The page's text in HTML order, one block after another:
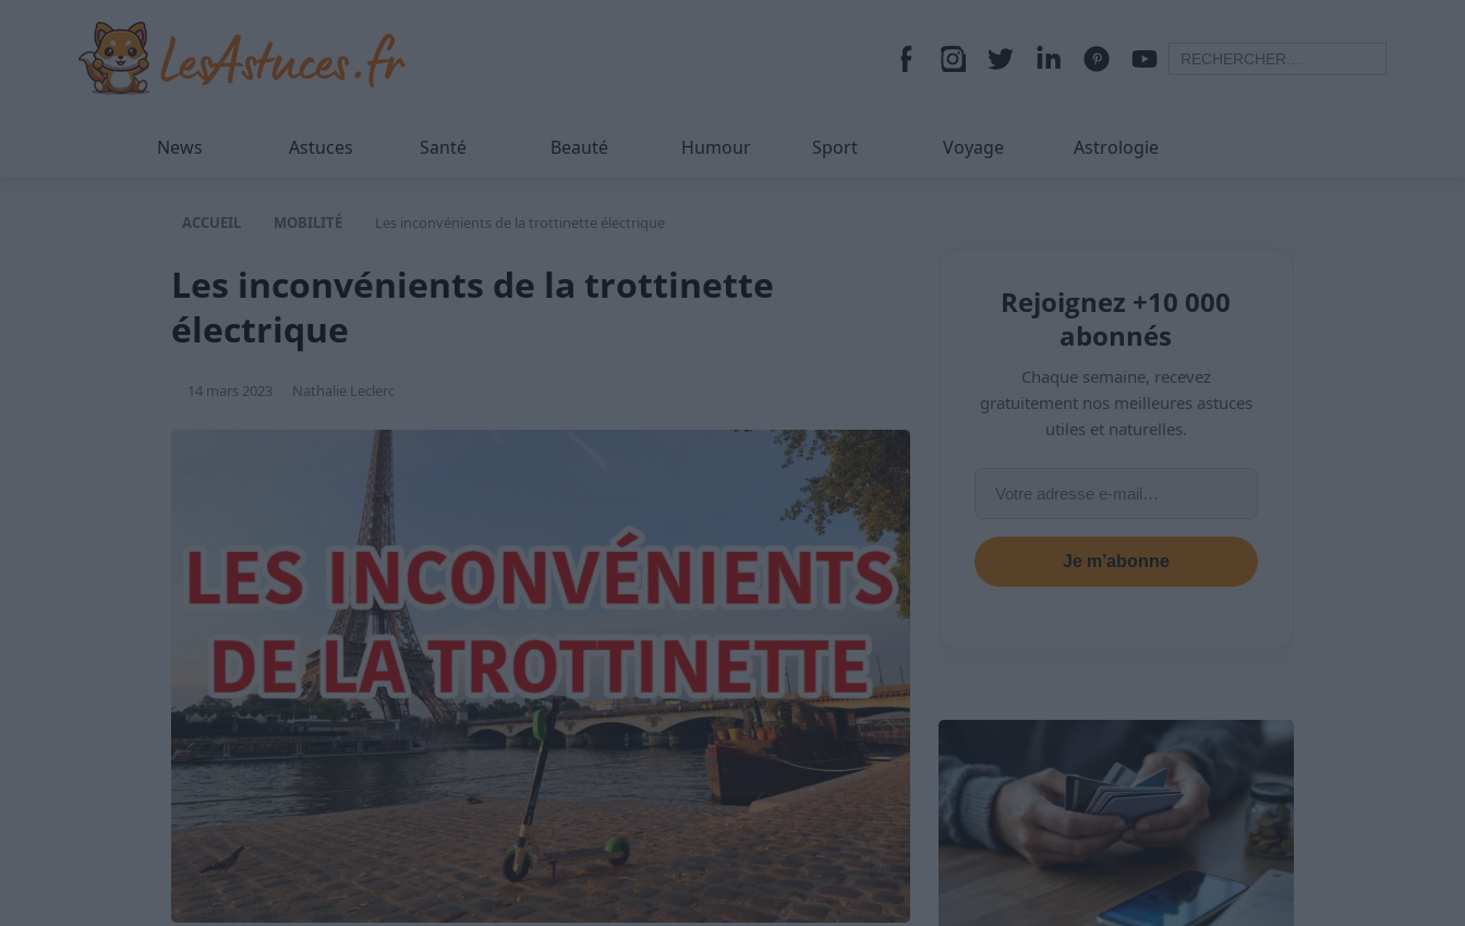
News Astuces Santé Beauté Humour Sport Voyage Astrologie
ACCUEIL MOBILITÉ Les inconvénients de la trottinette électrique
Les inconvénients de la trottinette
électrique
14 mars 2023 Nathalie Leclerc
Rejoignez +10 000
abonnés
Chaque semaine, recevez
gratuitement nos meilleures astuces
utiles et naturelles.
Je m’abonne